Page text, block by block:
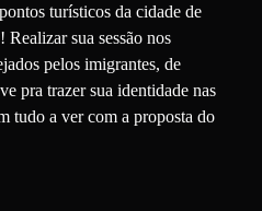
turísticos da cidade de
sua sessão nos
pelos imigrantes, de
pra trazer sua identidade nas
tudo a ver com a proposta do